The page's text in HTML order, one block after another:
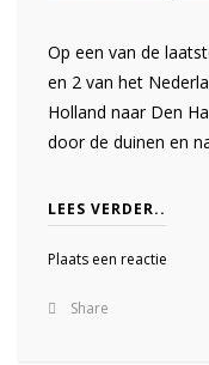
Op een van de
en 2 van het
Holland naar Den
door de duinen en
LEES VERDER..
Plaats een reactie
Share